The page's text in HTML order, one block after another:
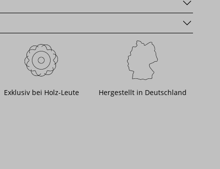
Exklusiv bei Holz-Leute Hergestellt in Deutschland